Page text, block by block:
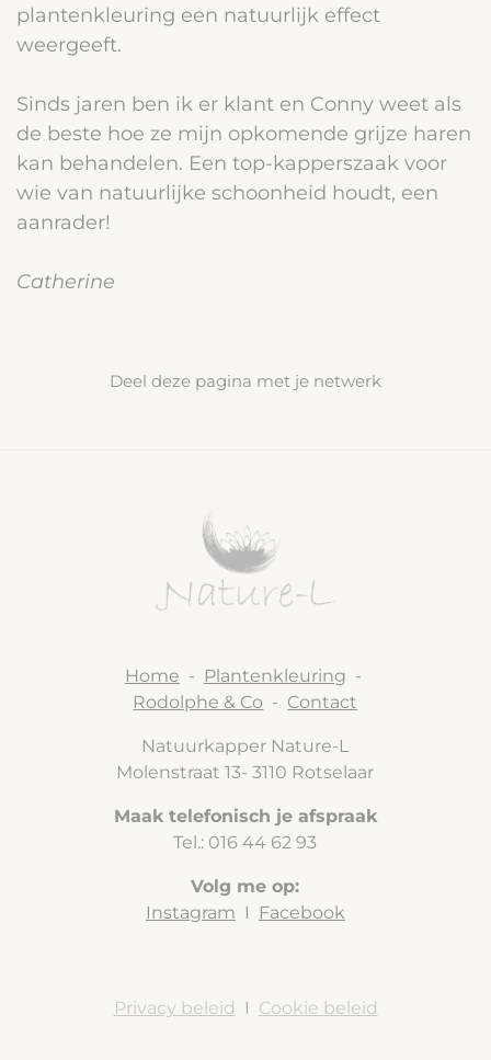
plantenkleuring een natuurlijk effect
weergeeft.
Sinds jaren ben ik er klant en Conny weet als
de beste hoe ze mijn opkomende grijze haren
kan behandelen. Een top-kapperszaak voor
wie van natuurlijke schoonheid houdt, een
aanrader!
Catherine
Deel deze pagina met je netwerk
Home - Plantenkleuring -
Rodolphe & Co - Contact
Natuurkapper Nature-L
Molenstraat 13- 3110 Rotselaar
Maak telefonisch je afspraak
Tel.: 016 44 62 93
Volg me op:
Instagram I Facebook
Privacy beleid I Cookie beleid